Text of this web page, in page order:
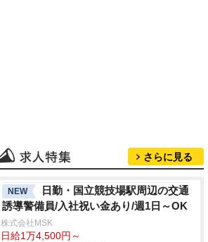
さらに見る
NEW
日勤・国立競技場駅周辺の交通
誘導警備員/入社祝い金あり/週1日～OK
株式会社MSK
日給1万4,500円～